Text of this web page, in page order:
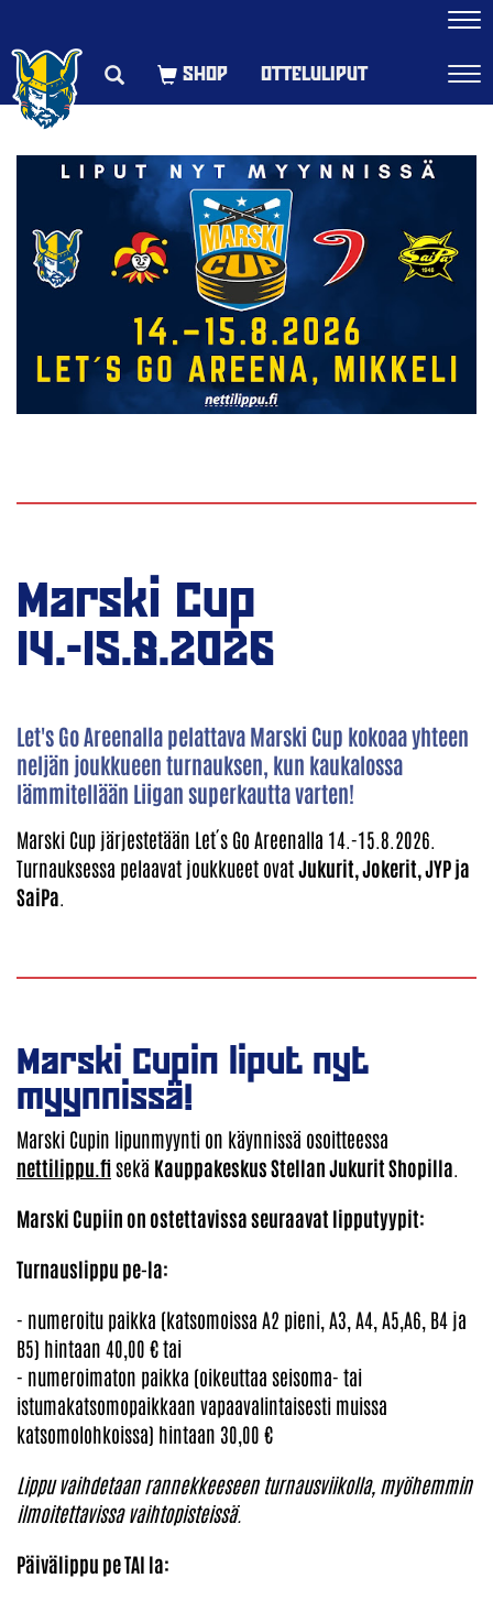
OTTELULIPUT
Marski Cup
14.-15.8.2026
Let's Go Areenalla pelattava Marski Cup kokoaa yhteen
neljän joukkueen turnauksen, kun kaukalossa
lämmitellään Liigan superkautta varten!
Marski Cup järjestetään Let´s Go Areenalla 14.-15.8.2026.
Turnauksessa pelaavat joukkueet ovatJukurit, Jokerit, JYP ja
SaiPa
Marski Cupin liput nyt
myynnissä!
Marski Cupin lipunmyynti on käynnissä osoitteessa
nettilippu.fisekä Kauppakeskus Stellan Jukurit Shopilla
Marski Cupiin on ostettavissa seuraavat lipputyypit:
Turnauslippu pe-la:
- numeroitu paikka (katsomoissa A2 pieni, A3, A4, A5,A6, B4 ja
B5) hintaan 40,00 € tai
- numeroimaton paikka (oikeuttaa seisoma- tai
istumakatsomopaikkaan vapaavalintaisesti muissa
katsomolohkoissa) hintaan 30,00 €
Lippu vaihdetaan rannekkeeseen turnausviikolla, myöhemmin
ilmoitettavissa vaihtopisteissä.
Päivälippu pe TAI la: